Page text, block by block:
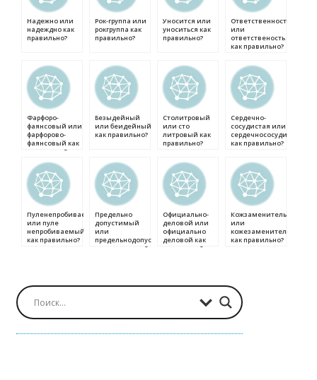
Надежно или
надеждно как
правильно?
Рок-группа или
рокгруппа как
правильно?
Уносится или
уноситься как
правильно?
Ответственность
или
ответственость
как правильно?
Фарфоро-
фаянсовый или
фарфорово-
фаянсовый как
правильно?
Безыдейный
или беидейный
как правильно?
Столитровый
или сто
литровый как
правильно?
Сердечно-
сосудистая или
сердечнососудистая
как правильно?
Пуленепробиваемый
или пуле
непробиваемый
как правильно?
Предельно
допустимый
или
предельнодопустимый
как правильно?
Официально-
деловой или
официально
деловой как
правильно?
Кожзаменитель
или
кожезаменитель
как правильно?